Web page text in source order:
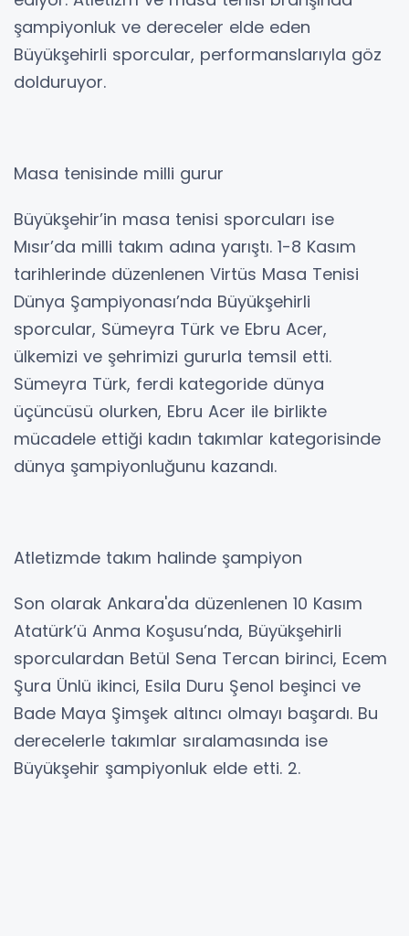
şampiyonluk ve dereceler elde eden
Büyükşehirli sporcular, performanslarıyla göz
dolduruyor.
Masa tenisinde milli gurur
Büyükşehir’in masa tenisi sporcuları ise
Mısır’da milli takım adına yarıştı. 1-8 Kasım
tarihlerinde düzenlenen Virtüs Masa Tenisi
Dünya Şampiyonası’nda Büyükşehirli
sporcular, Sümeyra Türk ve Ebru Acer,
ülkemizi ve şehrimizi gururla temsil etti.
Sümeyra Türk, ferdi kategoride dünya
üçüncüsü olurken, Ebru Acer ile birlikte
mücadele ettiği kadın takımlar kategorisinde
dünya şampiyonluğunu kazandı.
Atletizmde takım halinde şampiyon
Son olarak Ankara'da düzenlenen 10 Kasım
Atatürk’ü Anma Koşusu’nda, Büyükşehirli
sporculardan Betül Sena Tercan birinci, Ecem
Şura Ünlü ikinci, Esila Duru Şenol beşinci ve
Bade Maya Şimşek altıncı olmayı başardı. Bu
derecelerle takımlar sıralamasında ise
Büyükşehir şampiyonluk elde etti. 2.